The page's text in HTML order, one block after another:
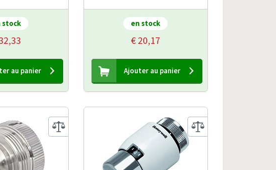
stock
au panier
en stock
€ 20,17
Ajouter au panier